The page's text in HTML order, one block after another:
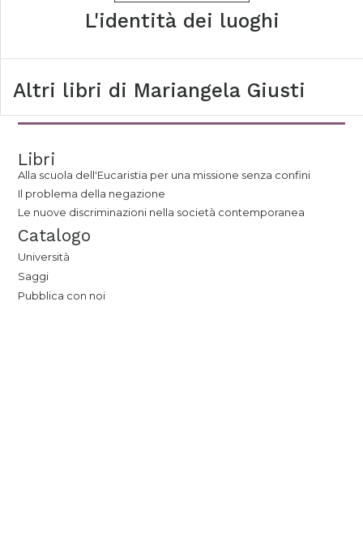
L'identità dei luoghi
Altri libri di Mariangela Giusti
Libri
Alla scuola dell'Eucaristia per una missione senza confini
Il problema della negazione
Le nuove discriminazioni nella società contemporanea
Catalogo
Università
Saggi
Pubblica con noi